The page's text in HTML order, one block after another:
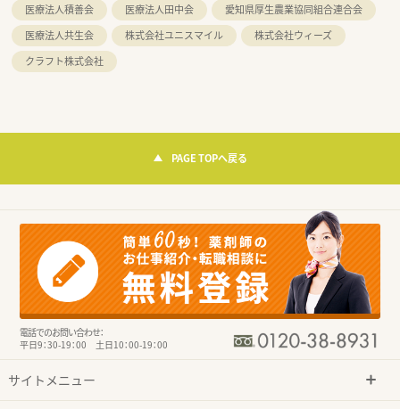
医療法人積善会
医療法人田中会
愛知県厚生農業協同組合連合会
医療法人共生会
株式会社ユニスマイル
株式会社ウィーズ
クラフト株式会社
PAGE TOPへ戻る
電話でのお問い合わせ：
平日9：30-19：00 土日10：00-19：00
サイトメニュー